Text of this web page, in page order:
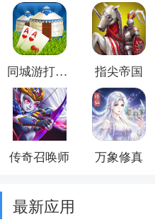
同城游打大尖 指尖帝国
传奇召唤师 万象修真
最新应用